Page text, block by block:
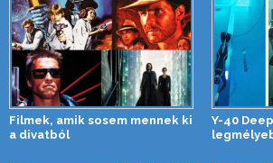
Filmek, amik sosem mennek ki
a divatból
Y-40